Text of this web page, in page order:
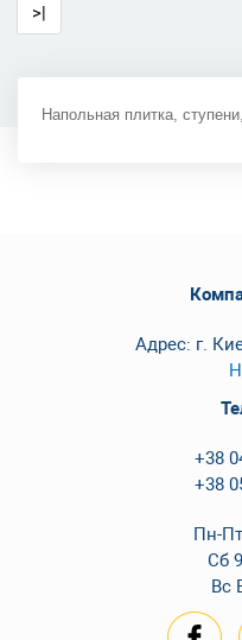
>|
Напольная плитка,
Адрес: г.
+38
+38
Пн-
Сб
Вс